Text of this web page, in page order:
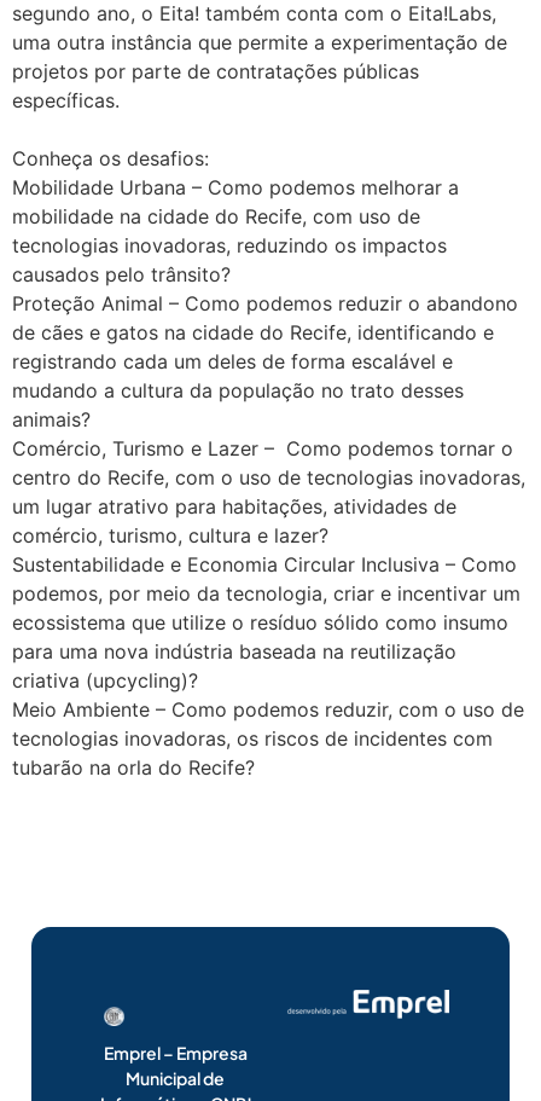
segundo ano, o Eita! também conta com o Eita!Labs,
uma outra instância que permite a experimentação de
projetos por parte de contratações públicas
específicas.
Conheça os desafios:
Mobilidade Urbana – Como podemos melhorar a
mobilidade na cidade do Recife, com uso de
tecnologias inovadoras, reduzindo os impactos
causados pelo trânsito?
Proteção Animal – Como podemos reduzir o abandono
de cães e gatos na cidade do Recife, identificando e
registrando cada um deles de forma escalável e
mudando a cultura da população no trato desses
animais?
Comércio, Turismo e Lazer – Como podemos tornar o
centro do Recife, com o uso de tecnologias inovadoras,
um lugar atrativo para habitações, atividades de
comércio, turismo, cultura e lazer?
Sustentabilidade e Economia Circular Inclusiva – Como
podemos, por meio da tecnologia, criar e incentivar um
ecossistema que utilize o resíduo sólido como insumo
para uma nova indústria baseada na reutilização
criativa (upcycling)?
Meio Ambiente – Como podemos reduzir, com o uso de
tecnologias inovadoras, os riscos de incidentes com
tubarão na orla do Recife?
Emprel – Empresa
Municipal de